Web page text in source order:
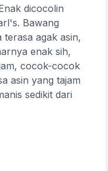
dicocolin
Bawang
terasa agak asin,
enak sih,
cocok-cocok
asin yang tajam
sedikit dari